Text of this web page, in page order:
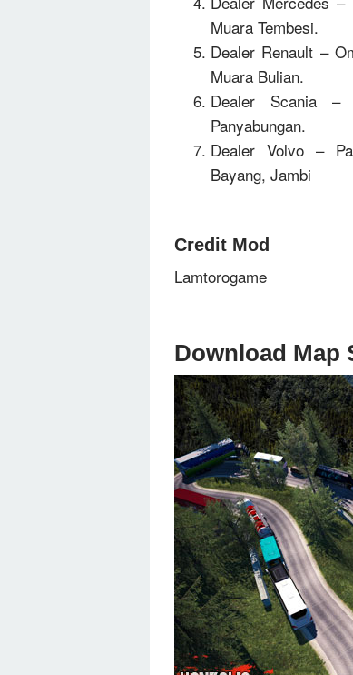
Muara Tembesi.
Dealer Renault –
Muara Bulian.
Dealer Scania –
Panyabungan.
Dealer Volvo –
Bayang, Jambi
Credit Mod
Lamtorogame
Download Map